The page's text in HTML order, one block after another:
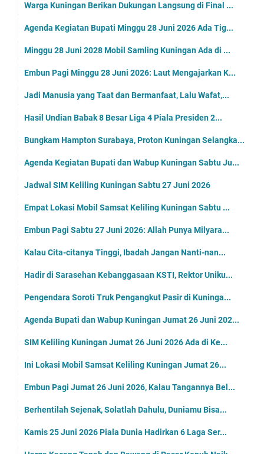
Warga Kuningan Berikan Dukungan Langsung di Final ...
Agenda Kegiatan Bupati Minggu 28 Juni 2026 Ada Tig...
Minggu 28 Juni 2028 Mobil Samling Kuningan Ada di ...
Embun Pagi Minggu 28 Juni 2026: Laut Mengajarkan K...
Jadi Manusia yang Taat dan Bermanfaat, Lalu Wafat,...
Hasil Undian Babak 8 Besar Liga 4 Piala Presiden 2...
Bungkam Hampton Surabaya, Proton Kuningan Selangka...
Agenda Kegiatan Bupati dan Wabup Kuningan Sabtu Ju...
Jadwal SIM Keliling Kuningan Sabtu 27 Juni 2026
Empat Lokasi Mobil Samsat Keliling Kuningan Sabtu ...
Embun Pagi Sabtu 27 Juni 2026: Allah Punya Milyara...
Kalau Cita-citanya Tinggi, Ibadah Jangan Nanti-nan...
Hadir di Sarasehan Kebanggasaan KSTI, Rektor Uniku...
Pengendara Soroti Truk Pengangkut Pasir di Kuninga...
Agenda Bupati dan Wabup Kuningan Jumat 26 Juni 202...
SIM Keliling Kuningan Jumat 26 Juni 2026 Ada di Ke...
Ini Lokasi Mobil Samsat Keliling Kuningan Jumat 26...
Embun Pagi Jumat 26 Juni 2026, Kalau Tangannya Bel...
Berhentilah Sejenak, Solatlah Dahulu, Duniamu Bisa...
Kamis 25 Juni 2026 Piala Dunia Hadirkan 6 Laga Ser...